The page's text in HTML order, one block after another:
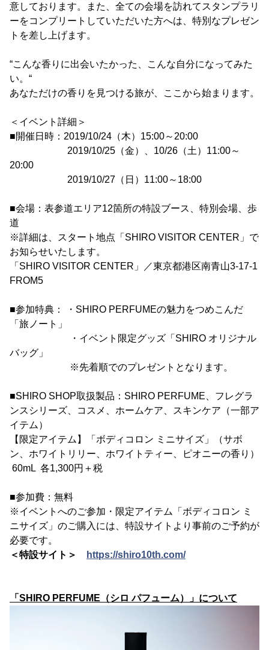
意しております。また、全ての会場を訪れてスタンプラリ
ーをコンプリートしていただいた方へは、特別なプレゼン
トを差し上げます。
“こんな香りに出会いたかった、こんな自分になってみた
い。“
あなただけの香りを見つける旅が、ここから始まります。
＜イベント詳細＞
■開催日時：2019/10/24（木）15:00～20:00
2019/10/25（金）、10/26（土）11:00～
20:00
2019/10/27（日）11:00～18:00
■会場：表参道エリア12箇所の特設ブース、特別会場、歩
道
※詳細は、スタート地点「SHIRO VISITOR CENTER」で
お知らせいたします。
「SHIRO VISITOR CENTER」／東京都港区南青山3-17-1
FROM5
■参加特典： ・SHIRO PERFUMEの魅力をつめこんだ
「旅ノート」
・イベント限定グッズ「SHIRO オリジナル
バッグ」
※先着順でのプレゼントとなります。
■SHIRO SHOP取扱製品：SHIRO PERFUME、フレグラ
ンスシリーズ、コスメ、ホームケア、スキンケア（一部ア
イテム）
【限定アイテム】「ボディコロン ミニサイズ」（サボ
ン、ホワイトリリー、ホワイトティー、ピオニーの香り）
60mL 各1,300円＋税
■参加費：無料
※イベントへのご参加・限定アイテム「ボディコロン ミ
ニサイズ」のご購入には、特設サイトより事前のご予約が
必要です。
＜特設サイト＞
https://shiro10th.com/
「SHIRO PERFUME（シロ パフューム）」について